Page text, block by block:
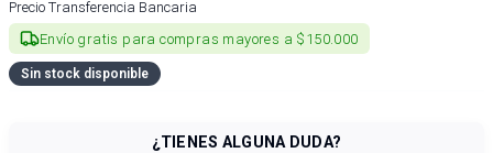
Precio Transferencia Bancaria
Envío gratis para compras mayores a $150.000
Sin stock disponible
¿TIENES ALGUNA DUDA?